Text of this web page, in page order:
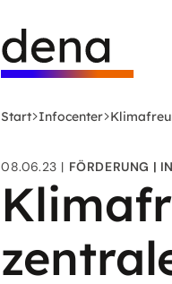
Deutsche
Energie-
Agentur
-
Startseite
Start Infocenter
08.06.23 FÖRDERUNG